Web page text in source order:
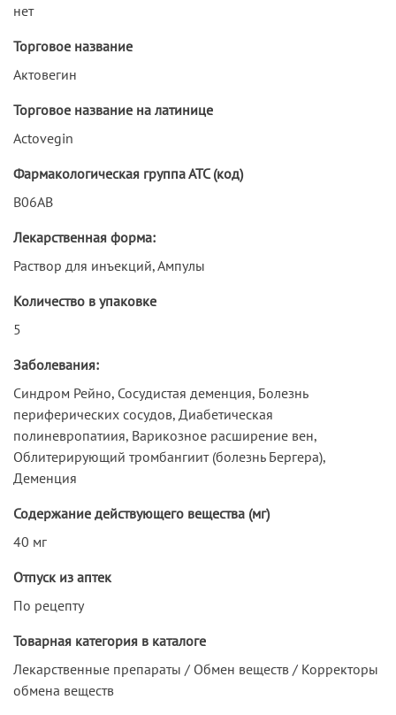
нет
Торговое название
Актовегин
Торговое название на латинице
Actovegin
Фармакологическая группа АТС (код)
B06AB
Лекарственная форма:
Раствор для инъекций, Ампулы
Количество в упаковке
5
Заболевания:
Синдром Рейно, Сосудистая деменция, Болезнь
периферических сосудов, Диабетическая
полиневропатиия, Варикозное расширение вен,
Облитерирующий тромбангиит (болезнь Бергера),
Деменция
Содержание действующего вещества (мг)
40 мг
Отпуск из аптек
По рецепту
Товарная категория в каталоге
Лекарственные препараты / Обмен веществ / Корректоры
обмена веществ